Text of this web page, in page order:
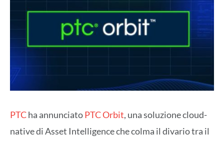
PTCha annunciatoPTC Orbit, una soluzione cloud-
native di Asset Intelligence che colma il divario tra il